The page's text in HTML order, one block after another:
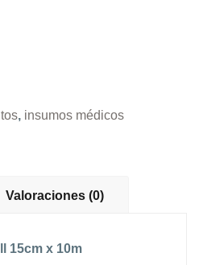
, insumos médicos
Valoraciones (0)
15cm x 10m